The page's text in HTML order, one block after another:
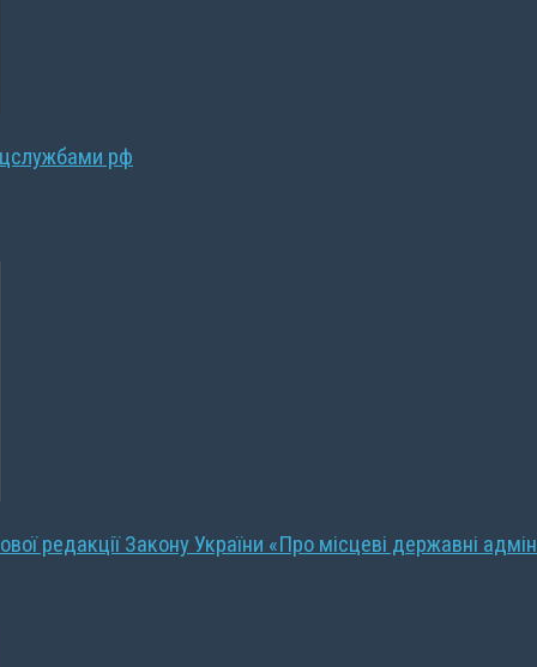
рф
редакції Закону України «Про місцеві державні